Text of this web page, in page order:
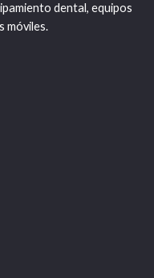
dental, equipos
móviles.